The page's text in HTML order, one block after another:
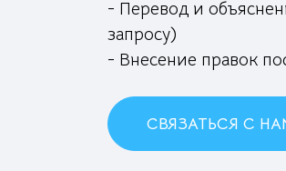
- Перевод и
запросу)
- Внесение правок
СВЯЗАТЬСЯ С